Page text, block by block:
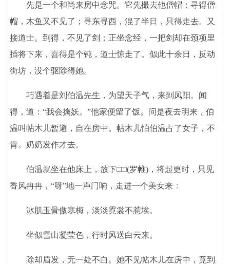
先是一个和尚来房中念咒。它先撮去他僧帽；寻得僧
帽，木鱼又不见了；寻东寻西，混了半日，只得走去。又
接道士。到得，不见了剑；正坐念经，一把剑却在颈项里
插将下来，喜得是个钝，道士惊走了。似此十余日，反动
街坊，没个驱除得她。
巧遇着是刘伯温先生，为望天子气，来到凤阳。闻
得，道：“我会擒妖。”他家便留了饭。问是夜去明来，伯
温叫帖木儿暂避，自在房中。帖木儿怕伯温占了女子，不
肯。奶奶发作才去。
伯温就坐在他床上，放下□□(罗帷)，将起更时，只见
香风冉冉，“呀”地一声门响，走进一个美女来：
冰肌玉骨傲寒梅，淡淡霓裳不惹埃。
坐似雪山凝莹色，行时风送白云来。
除却眉发，无一处不白。她不见帖木儿在房中，竟到